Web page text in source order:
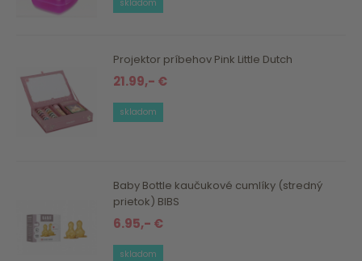
skladom
Projektor príbehov Pink Little Dutch
21.99,- €
skladom
Baby Bottle kaučukové cumlíky (stredný
prietok) BIBS
6.95,- €
skladom